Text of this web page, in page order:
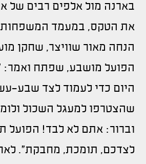
בארנה מול אלפים רבים של
את הטקס, במעמד המשפחות
הנחה מאור שוויצר, שחקן
הפועל מושבע, שפתח ואמר:
היום כדי לעמוד לצד שבע-
שהצטרפו למעגל השכול
וברור: אתם לא לבד! הפועל
לצדכם, תומכת, מחבקת".